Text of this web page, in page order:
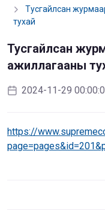
Тусгайлсан
тухай
Тусгайлсан
ажиллагааны
2024-11-29
https://